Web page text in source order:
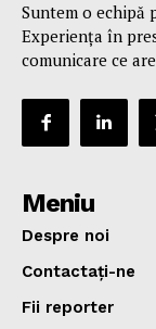
Suntem o echipă
Experiența în
comunicare ce
Meniu
Despre noi
Contactați-ne
Fii reporter